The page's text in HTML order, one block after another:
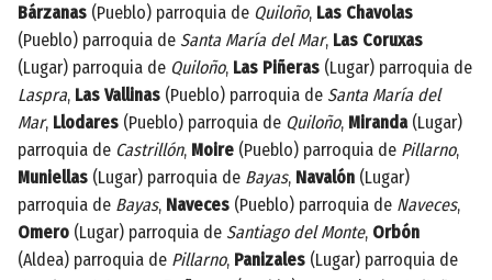
Bárzanas (Pueblo) parroquia de Quiloño, Las Chavolas
(Pueblo) parroquia de Santa María del Mar, Las Coruxas
(Lugar) parroquia de Quiloño, Las Piñeras (Lugar) parroquia de
Laspra, Las Vallinas (Pueblo) parroquia de Santa María del
Mar, Llodares (Pueblo) parroquia de Quiloño, Miranda(Lugar)
parroquia de Castrillón, Moire (Pueblo) parroquia de Pillarno,
Muniellas (Lugar) parroquia de Bayas, Navalón (Lugar)
parroquia de Bayas, Naveces (Pueblo) parroquia de Naveces,
Omero (Lugar) parroquia de Santiago del Monte, Orbón
(Aldea) parroquia de Pillarno, Panizales (Lugar) parroquia de